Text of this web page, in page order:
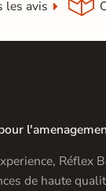
les avis
Réflex
de haute